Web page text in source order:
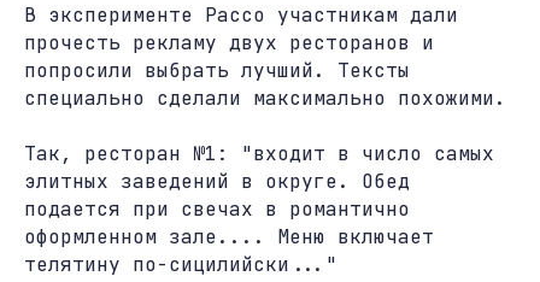
В эксперименте Рассо участникам дали
прочесть рекламу двух ресторанов и
попросили выбрать лучший. Тексты
специально сделали максимально похожими.
Так, ресторан №1: "входит в число самых
элитных заведений в округе. Обед
подается при свечах в романтично
оформленном зале.... Меню включает
телятину по-сицилийски..."